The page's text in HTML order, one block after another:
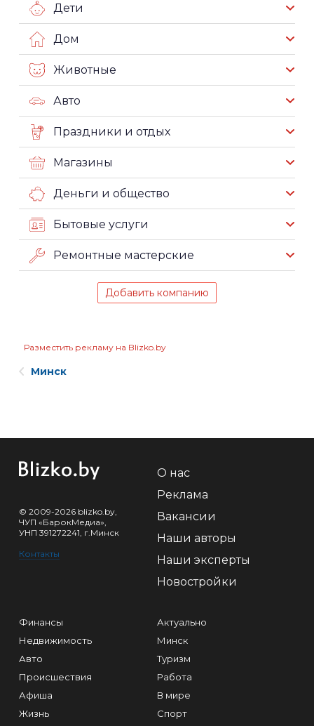
Дети
Дом
Животные
Авто
Праздники и отдых
Магазины
Деньги и общество
Бытовые услуги
Ремонтные мастерские
Добавить компанию
Разместить рекламу на Blizko.by
Минск
© 2009-2026 blizko.by,
ЧУП «БарокМедиа»,
УНП 391272241, г.Минск
Контакты
О нас
Реклама
Вакансии
Наши авторы
Наши эксперты
Новостройки
Финансы
Недвижимость
Авто
Происшествия
Афиша
Жизнь
Актуально
Минск
Туризм
Работа
В мире
Спорт